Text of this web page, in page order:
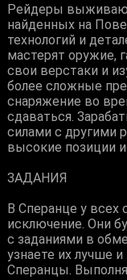
Рейдеры
найденных на
технологий и
мастерят оружие,
свои верстаки и
более сложные
снаряжение во
сдаваться.
силами с другими
высокие позиции
ЗАДАНИЯ
В Сперанце у всех
исключение. Они
с заданиями в
узнаете их лучше
Сперанцы.